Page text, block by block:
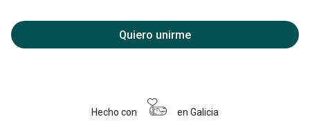
Quiero unirme
Hecho con en Galicia